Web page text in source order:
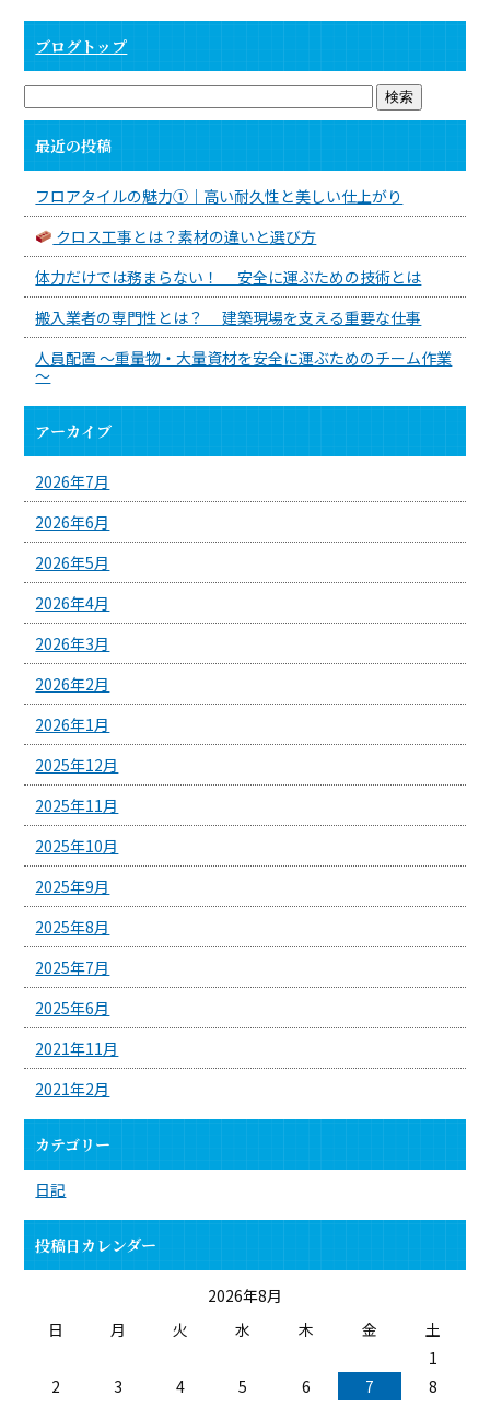
ブログトップ
最近の投稿
フロアタイルの魅力①｜高い耐久性と美しい仕上がり
クロス工事とは？素材の違いと選び方
体力だけでは務まらない！ 安全に運ぶための技術とは
搬入業者の専門性とは？ 建築現場を支える重要な仕事
人員配置 ～重量物・大量資材を安全に運ぶためのチーム作業
～
アーカイブ
2026年7月
2026年6月
2026年5月
2026年4月
2026年3月
2026年2月
2026年1月
2025年12月
2025年11月
2025年10月
2025年9月
2025年8月
2025年7月
2025年6月
2021年11月
2021年2月
カテゴリー
日記
投稿日カレンダー
2026年8月
日
月 火 水 木 金
土
1
2
3 4 5 6 7
8